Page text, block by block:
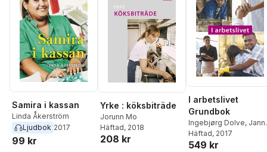
Samira i kassan
Linda Åkerström
Ljudbok 2017
99 kr
Yrke : köksbiträde
Jorunn Mo
Häftad, 2018
208 kr
I arbetslivet
Grundbok
Ingebjørg Dolve,
Grønningen,
Häftad, 2017
549 kr